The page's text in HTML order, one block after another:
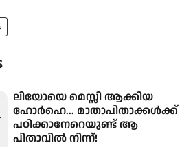
ലിയോയെ മെസ്സി ആക്കിയ
ഹോർഹെ... മാതാപിതാക്കൾക്ക്
പഠിക്കാനേറെയുണ്ട് ആ
പിതാവിൽ നിന്ന്!